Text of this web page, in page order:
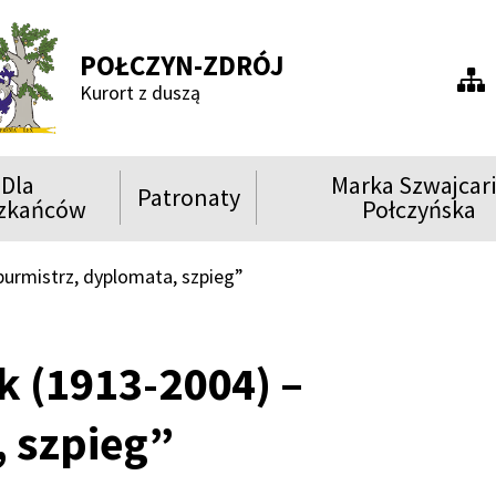
POŁCZYN-ZDRÓJ
Kurort z duszą
Menu
Dla
Rozwiń
menu
Patronaty
menu
Marka
Połczyńska
dyplomata, szpieg”
(1913-2004) –